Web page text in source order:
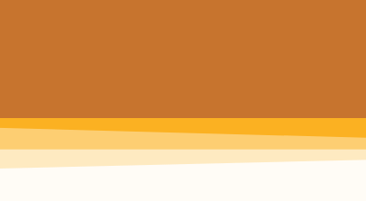
achat de patrons